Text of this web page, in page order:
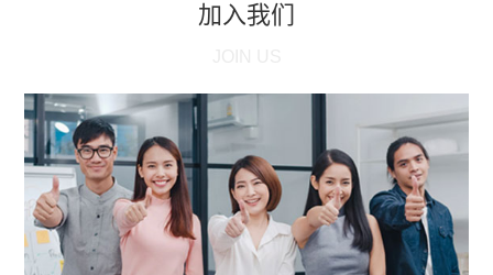
加入我们